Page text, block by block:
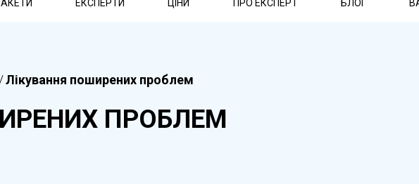
ЕКСПЕРТИ ЦІНИ ПРО ЕКСПЕРТ БЛОГ
/Лікування поширених проблем
ПРОБЛЕМ